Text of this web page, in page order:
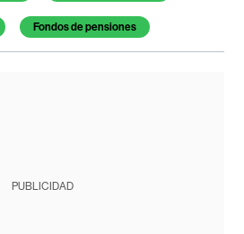
Fondos de pensiones
PUBLICIDAD